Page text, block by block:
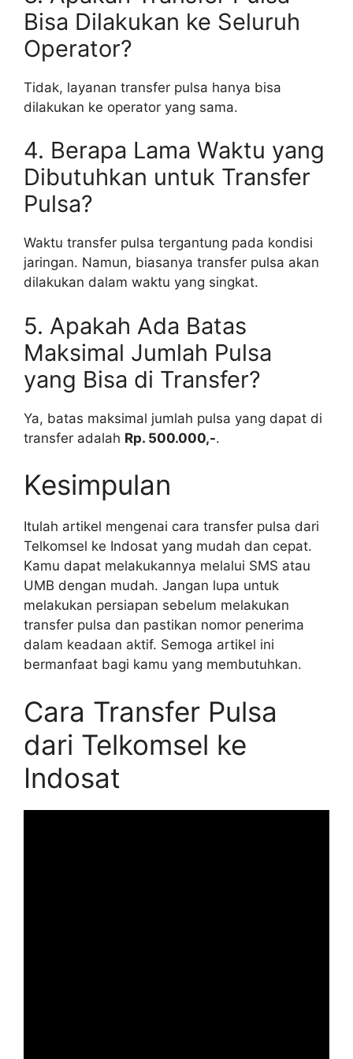
Bisa Dilakukan ke Seluruh
Operator?
Tidak, layanan transfer pulsa hanya bisa
dilakukan ke operator yang sama.
4. Berapa Lama Waktu yang
Dibutuhkan untuk Transfer
Pulsa?
Waktu transfer pulsa tergantung pada kondisi
jaringan. Namun, biasanya transfer pulsa akan
dilakukan dalam waktu yang singkat.
5. Apakah Ada Batas
Maksimal Jumlah Pulsa
yang Bisa di Transfer?
Ya, batas maksimal jumlah pulsa yang dapat di
transfer adalah Rp. 500.000,-.
Kesimpulan
Itulah artikel mengenai cara transfer pulsa dari
Telkomsel ke Indosat yang mudah dan cepat.
Kamu dapat melakukannya melalui SMS atau
UMB dengan mudah. Jangan lupa untuk
melakukan persiapan sebelum melakukan
transfer pulsa dan pastikan nomor penerima
dalam keadaan aktif. Semoga artikel ini
bermanfaat bagi kamu yang membutuhkan.
Cara Transfer Pulsa
dari Telkomsel ke
Indosat